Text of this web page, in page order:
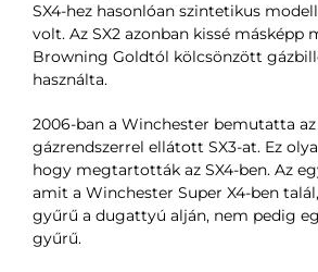
SX4-hez hasonlóan szintetikus
volt. Az SX2 azonban kissé másképp
Browning Goldtól kölcsönzött
használta.
2006-ban a Winchester bemutatta
gázrendszerrel ellátott SX3-at. Ez
hogy megtartották az SX4-ben. Az
amit a Winchester Super X4-ben
gyűrű a dugattyú alján, nem pedig
gyűrű.